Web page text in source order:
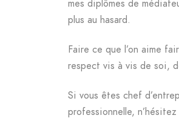
mes diplômes de
plus au hasard.
Faire ce que l’on aime
respect vis à vis de soi,
Si vous êtes chef
professionnelle,